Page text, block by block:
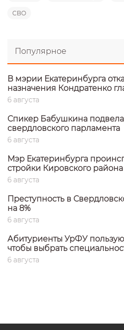
СВО
Популярное
В мэрии Екатеринбурга
назначения Кондратенко
6 августа
Спикер Бабушкина подвела
свердловского парламента
6 августа
Мэр Екатеринбурга
стройки Кировского района
6 августа
Преступность в
на 8%
6 августа
Абитуриенты УрФУ
чтобы выбрать
6 августа